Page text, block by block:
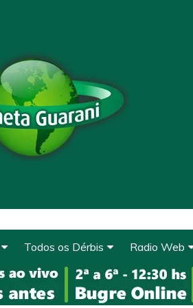
A Fundação
Todos os Dérbis
Derbys de 1912 a 1920
Derbys de 1922 a 1927
Radio Web
Clique e Ouça
WhatsApp